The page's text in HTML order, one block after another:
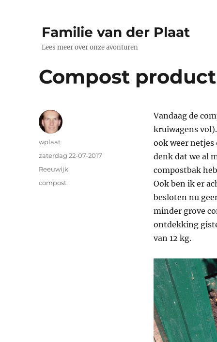
Familie van der Plaat
Lees meer over onze avonturen
Compost
Vandaag de
kruiwagens
ook weer netjes
denk dat we al
compostbak
Ook ben ik er
besloten nu
minder grove
ontdekking
van 12 kg.
Auteur
wplaat
Geplaatst
zaterdag 22-07-2017
Categorieën
Reeuwijk
Tags
compost